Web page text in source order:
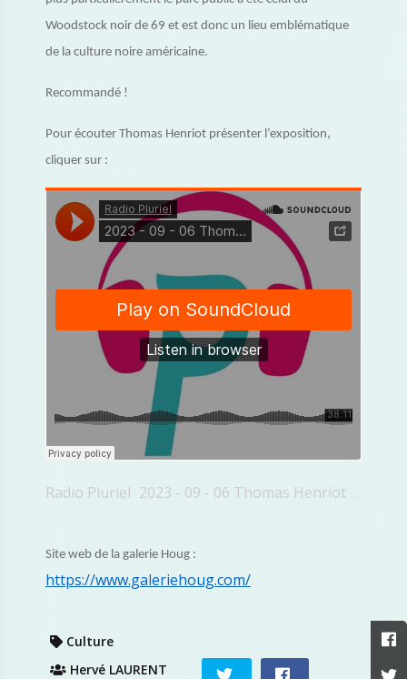
Woodstock noir de 69 et est donc un lieu emblématique
de la culture noire américaine.
Recommandé !
Pour écouter Thomas Henriot présenter l’exposition,
cliquer sur :
Radio Pluriel · 2023 - 09 - 06 Thomas Henriot Galerie Houg
Site web de la galerie Houg :
https://www.galeriehoug.com/
Culture
Hervé LAURENT